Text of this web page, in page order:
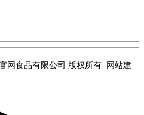
网食品有限公司 版权所有 网站建